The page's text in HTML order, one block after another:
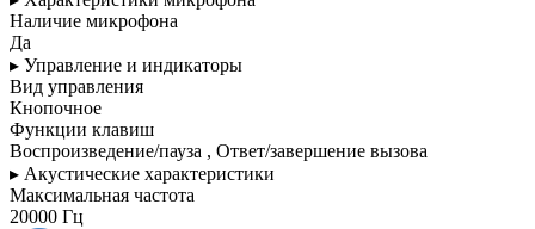
Наличие микрофона
Да
▸ Управление и индикаторы
Вид управления
Кнопочное
Функции клавиш
Воспроизведение/пауза , Ответ/завершение вызова
▸ Акустические характеристики
Максимальная частота
20000 Гц